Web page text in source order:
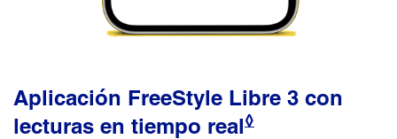
Aplicación FreeStyle Libre 3 con
lecturas en tiempo real◊